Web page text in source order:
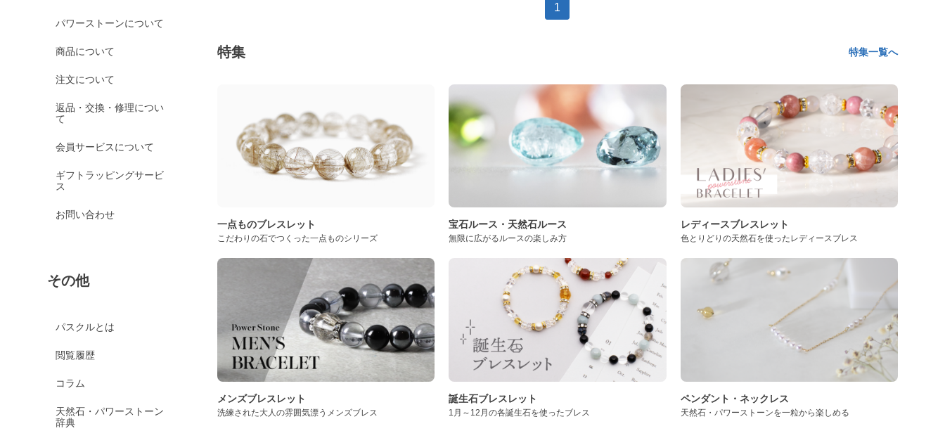
パワーストーンについて
商品について
注文について
返品・交換・修理につい
て
会員サービスについて
ギフトラッピングサービ
ス
お問い合わせ
その他
パスクルとは
閲覧履歴
コラム
天然石・パワーストーン
辞典
1
特集 特集一覧へ
一点ものブレスレット
こだわりの石でつくった一点ものシリーズ
宝石ルース・天然石ルース
無限に広がるルースの楽しみ方
レディースブレスレット
色とりどりの天然石を使ったレディースブレス
メンズブレスレット
洗練された大人の雰囲気漂うメンズブレス
誕生石ブレスレット
1月～12月の各誕生石を使ったブレス
ペンダント・ネックレス
天然石・パワーストーンを一粒から楽しめる